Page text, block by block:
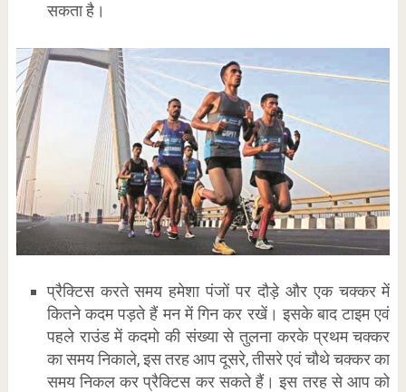
सकता है।
प्रैक्टिस करते समय हमेशा पंजों पर दौड़े और एक चक्कर में
कितने कदम पड़ते हैं मन में गिन कर रखें। इसके बाद टाइम एवं
पहले राउंड में कदमो की संख्या से तुलना करके प्रथम चक्कर
का समय निकाले, इस तरह आप दूसरे, तीसरे एवं चौथे चक्कर का
समय निकल कर प्रैक्टिस कर सकते हैं। इस तरह से आप को